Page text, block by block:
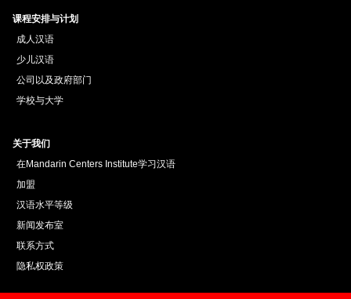
课程安排与计划
成人汉语
少儿汉语
公司以及政府部门
学校与大学
关于我们
在Mandarin Centers Institute学习汉语
加盟
汉语水平等级
新闻发布室
联系方式
隐私权政策